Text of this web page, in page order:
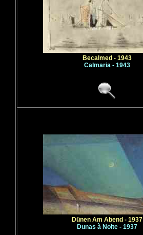
Becalmed - 1943
Calmaria - 1943
Dünen Am Abend - 1937
Dunas à Noite - 1937